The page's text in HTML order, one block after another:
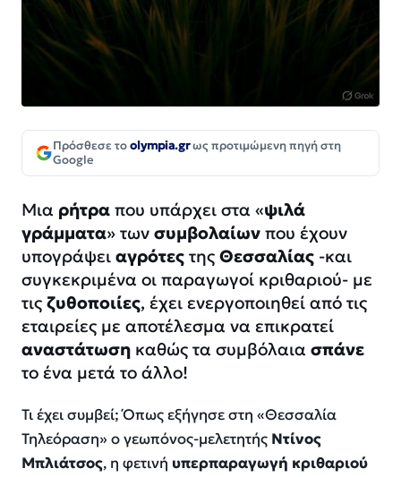
Πρόσθεσε τοolympia.grως προτιμώμενη πηγή στη
Google
Μια ρήτρα που υπάρχει στα «ψιλά
γράμματα» των συμβολαίων που έχουν
υπογράψει αγρότες της Θεσσαλίας -και
συγκεκριμένα οι παραγωγοί κριθαριού- με
τις ζυθοποιίες, έχει ενεργοποιηθεί από τις
εταιρείες με αποτέλεσμα να επικρατεί
αναστάτωση καθώς τα συμβόλαια σπάνε
το ένα μετά το άλλο!
Τι έχει συμβεί; Όπως εξήγησε στη «Θεσσαλία
Τηλεόραση» ο γεωπόνος-μελετητής Ντίνος
Μπλιάτσος, η φετινή υπερπαραγωγή κριθαριού